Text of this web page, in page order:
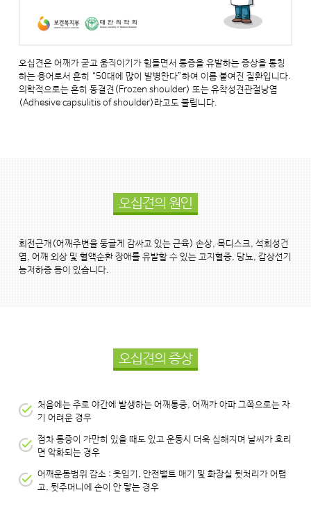
오십견은 어깨가 굳고 움직이기가 힘들면서 통증을 유발하는 증상을 통칭
하는 용어로서 흔히 “50대에 많이 발병한다”하여 이름 붙여진 질환입니다.
의학적으로는 흔히 동결견(Frozen shoulder) 또는 유착성견관절낭염
(Adhesive capsulitis of shoulder)라고도 불립니다.
오십견의 원인
회전근개(어깨주변을 둥글게 감싸고 있는 근육) 손상, 목디스크, 석회성건
염, 어깨 외상 및 혈액순환 장애를 유발할 수 있는 고지혈증, 당뇨, 갑상선기
능저하증 등이 있습니다.
오십견의 증상
처음에는 주로 야간에 발생하는 어깨통증, 어깨가 아파 그쪽으로는 자
기 어려운 경우
점차 통증이 가만히 있을 때도 있고 운동시 더욱 심해지며 날씨가 흐리
면 악화되는 경우
어깨운동범위 감소 : 옷입기, 안전밸트 매기 및 화장실 뒷처리가 어렵
고, 뒷주머니에 손이 안 닿는 경우